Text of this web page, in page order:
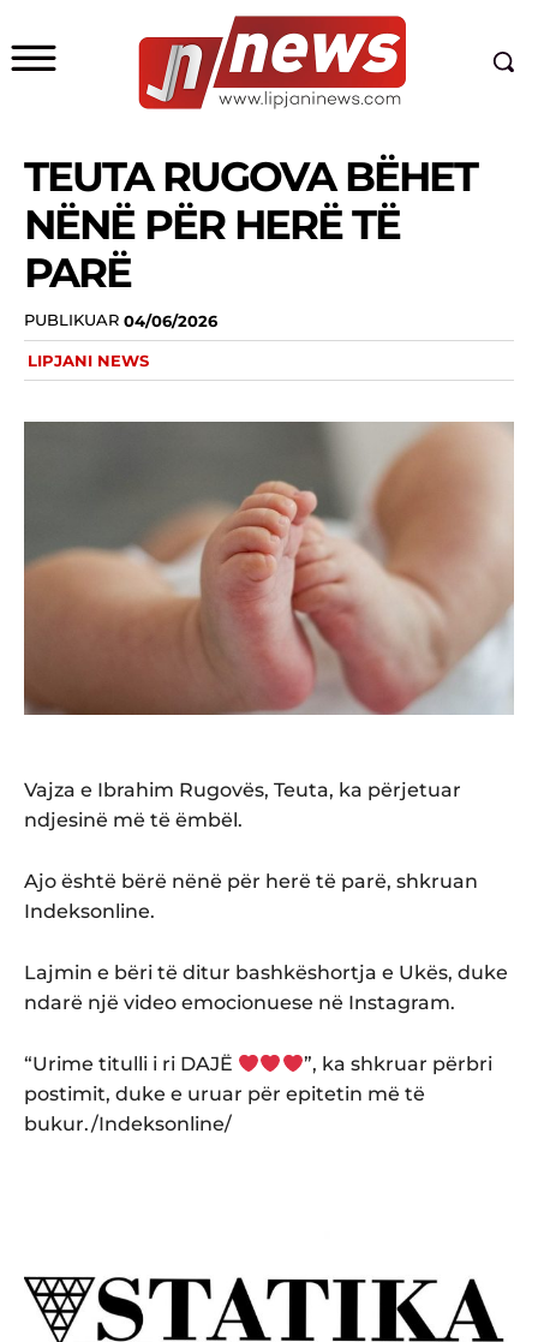
TEUTA RUGOVA BËHET
NËNË PËR HERË TË
PARË
PUBLIKUAR 04/06/2026
LIPJANI NEWS
Vajza e Ibrahim Rugovës, Teuta, ka përjetuar
ndjesinë më të ëmbël.
Ajo është bërë nënë për herë të parë, shkruan
Indeksonline.
Lajmin e bëri të ditur bashkëshortja e Ukës, duke
ndarë një video emocionuese në Instagram.
“Urime titulli i ri DAJË
”, ka shkruar përbri
postimit, duke e uruar për epitetin më të
bukur./Indeksonline/